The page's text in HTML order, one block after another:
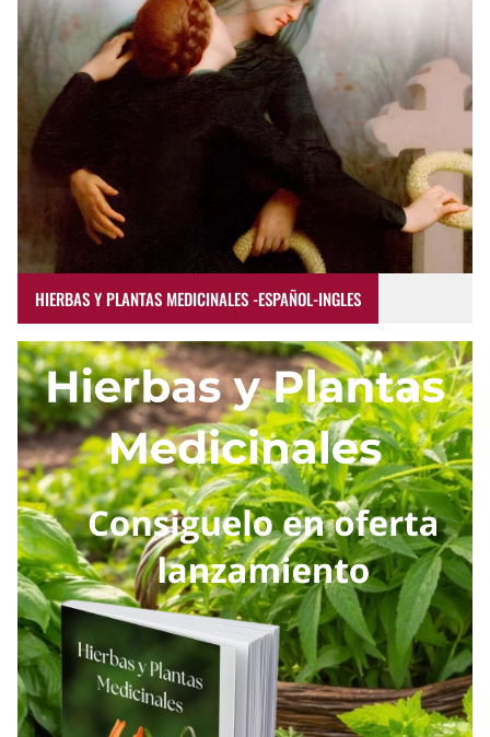
HIERBAS Y PLANTAS MEDICINALES -ESPAÑOL-INGLES